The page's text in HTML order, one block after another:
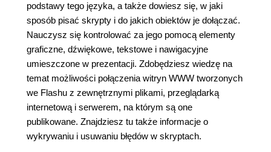
podstawy tego języka, a także dowiesz się, w jaki
sposób pisać skrypty i do jakich obiektów je dołączać.
Nauczysz się kontrolować za jego pomocą elementy
graficzne, dźwiękowe, tekstowe i nawigacyjne
umieszczone w prezentacji. Zdobędziesz wiedzę na
temat możliwości połączenia witryn WWW tworzonych
we Flashu z zewnętrznymi plikami, przeglądarką
internetową i serwerem, na którym są one
publikowane. Znajdziesz tu także informacje o
wykrywaniu i usuwaniu błędów w skryptach.